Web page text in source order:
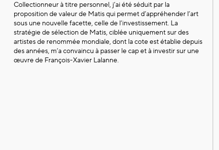
Collectionneur à titre personnel, j’ai été séduit par la
proposition de valeur de Matis qui permet d’appréhender l’art
sous une nouvelle facette, celle de l’investissement. La
stratégie de sélection de Matis, ciblée uniquement sur des
artistes de renommée mondiale, dont la cote est établie depuis
des années, m’a convaincu à passer le cap et à investir sur une
œuvre de François-Xavier Lalanne.